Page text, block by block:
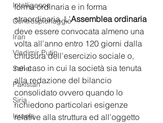
Intelligence
Controspionaggio
Iran
Vladimir Putin
Sahel
Pakistan
Siria
Israele
forma ordinaria e in forma
straordinaria. L'Assemblea ordinaria
deve essere convocata almeno una
volta all'anno entro 120 giorni dalla
chiusura dell'esercizio sociale o,
nel caso in cui la società sia tenuta
alla redazione del bilancio
consolidato ovvero quando lo
richiedono particolari esigenze
relative alla struttura ed all'oggetto